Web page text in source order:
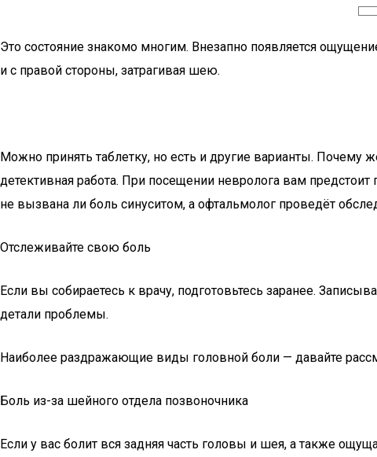
Это состояние знакомо многим. Внезапно появляется
и с правой стороны, затрагивая шею.
Можно принять таблетку, но есть и другие варианты.
детективная работа. При посещении невролога вам
не вызвана ли боль синуситом, а офтальмолог проведёт
Отслеживайте свою боль
Если вы собираетесь к врачу, подготовьтесь заранее.
детали проблемы.
Наиболее раздражающие виды головной боли — давайте
Боль из-за шейного отдела позвоночника
Если у вас болит вся задняя часть головы и шея, а также